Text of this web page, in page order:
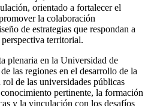
orientado a fortalecer el
la colaboración
de estrategias que respondan a
territorial.
plenaria en la Universidad de
las regiones en el desarrollo de la
de las universidades públicas
pertinente, la formación
y la vinculación con los desafíos